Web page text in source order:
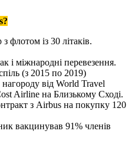
флотом із 30 літаків.
і міжнародні перевезення.
(з 2015 по 2019)
від World Travel
Airline на Близькому Сході.
з Airbus на покупку 120
вакцинував 91% членів